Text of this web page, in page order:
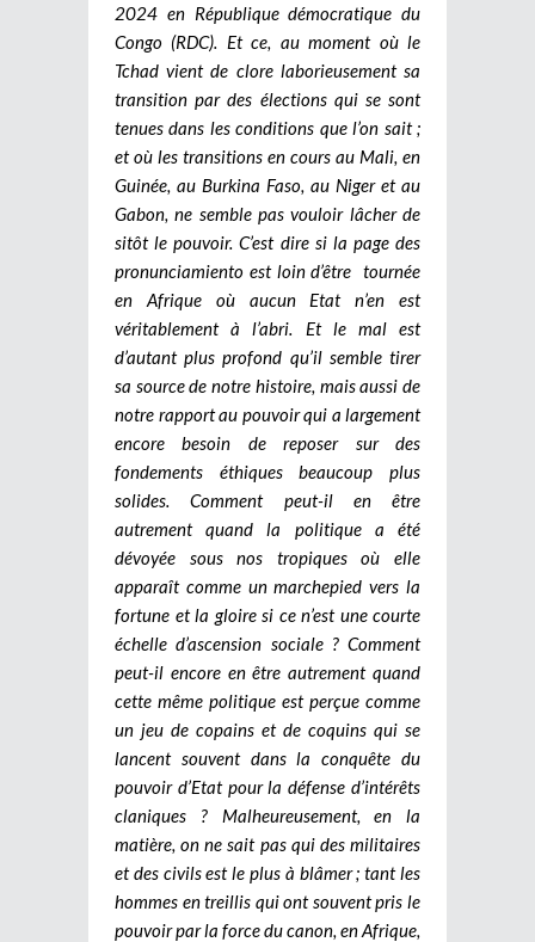
2024 en République démocratique du
Congo (RDC). Et ce, au moment où le
Tchad vient de clore laborieusement sa
transition par des élections qui se sont
tenues dans les conditions que l’on sait ;
et où les transitions en cours au Mali, en
Guinée, au Burkina Faso, au Niger et au
Gabon, ne semble pas vouloir lâcher de
sitôt le pouvoir. C’est dire si la page des
pronunciamiento est loin d’être tournée
en Afrique où aucun Etat n’en est
véritablement à l’abri. Et le mal est
d’autant plus profond qu’il semble tirer
sa source de notre histoire, mais aussi de
notre rapport au pouvoir qui a largement
encore besoin de reposer sur des
fondements éthiques beaucoup plus
solides. Comment peut-il en être
autrement quand la politique a été
dévoyée sous nos tropiques où elle
apparaît comme un marchepied vers la
fortune et la gloire si ce n’est une courte
échelle d’ascension sociale ? Comment
peut-il encore en être autrement quand
cette même politique est perçue comme
un jeu de copains et de coquins qui se
lancent souvent dans la conquête du
pouvoir d’Etat pour la défense d’intérêts
claniques ? Malheureusement, en la
matière, on ne sait pas qui des militaires
et des civils est le plus à blâmer ; tant les
hommes en treillis qui ont souvent pris le
pouvoir par la force du canon, en Afrique,